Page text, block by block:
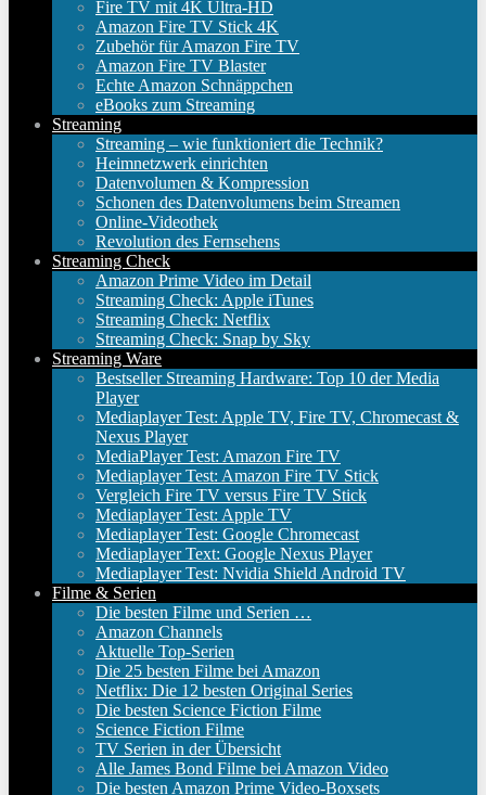
Fire TV mit 4K Ultra-HD
Amazon Fire TV Stick 4K
Zubehör für Amazon Fire TV
Amazon Fire TV Blaster
Echte Amazon Schnäppchen
eBooks zum Streaming
Streaming
Streaming – wie funktioniert die Technik?
Heimnetzwerk einrichten
Datenvolumen & Kompression
Schonen des Datenvolumens beim Streamen
Online-Videothek
Revolution des Fernsehens
Streaming Check
Amazon Prime Video im Detail
Streaming Check: Apple iTunes
Streaming Check: Netflix
Streaming Check: Snap by Sky
Streaming Ware
Bestseller Streaming Hardware: Top 10 der Media
Player
Mediaplayer Test: Apple TV, Fire TV, Chromecast &
Nexus Player
MediaPlayer Test: Amazon Fire TV
Mediaplayer Test: Amazon Fire TV Stick
Vergleich Fire TV versus Fire TV Stick
Mediaplayer Test: Apple TV
Mediaplayer Test: Google Chromecast
Mediaplayer Text: Google Nexus Player
Mediaplayer Test: Nvidia Shield Android TV
Filme & Serien
Die besten Filme und Serien …
Amazon Channels
Aktuelle Top-Serien
Die 25 besten Filme bei Amazon
Netflix: Die 12 besten Original Series
Die besten Science Fiction Filme
Science Fiction Filme
TV Serien in der Übersicht
Alle James Bond Filme bei Amazon Video
Die besten Amazon Prime Video-Boxsets